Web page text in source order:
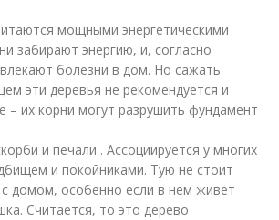
мощными энергетическими
забирают энергию, и, согласно
болезни в дом. Но сажать
эти деревья не рекомендуется и
– их корни могут разрушить фундамент
и печали . Ассоциируется у многих
и покойниками. Тую не стоит
домом, особенно если в нем живет
Считается, то это дерево